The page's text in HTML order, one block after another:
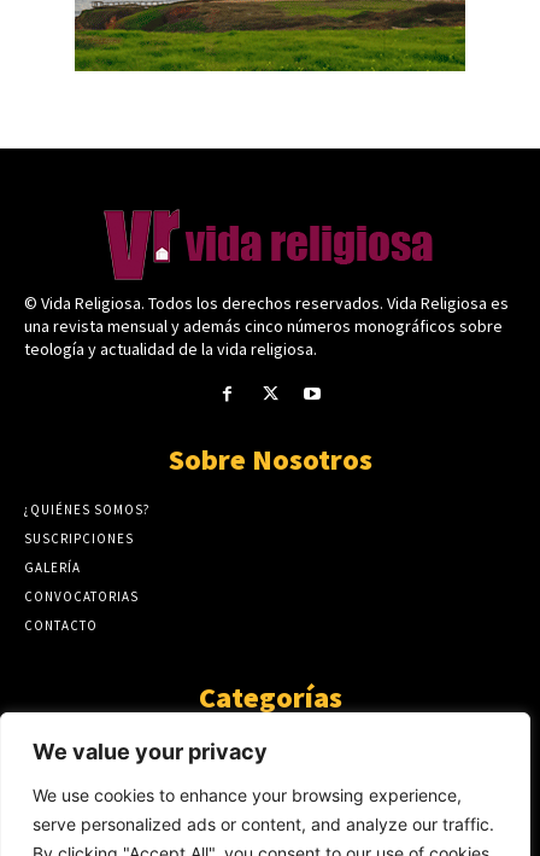
We value your privacy
We use cookies to enhance your browsing experience,
serve personalized ads or content, and analyze our traffic.
© Vida Religiosa. Todos los derechos reservados. Vida Religiosa es
una revista mensual y además cinco números monográficos sobre
teología y actualidad de la vida religiosa.
Sobre Nosotros
¿QUIÉNES SOMOS?
SUSCRIPCIONES
GALERÍA
CONVOCATORIAS
CONTACTO
Categorías
ARTÍCULOS
GUANTE DE SEDA
AL CALOR DE LA PALABRA
Y YO QUE SÉ
423